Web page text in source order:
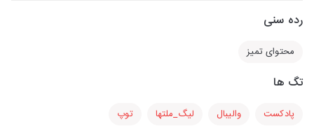
رده سنی
محتوای تمیز
تگ ها
پادکست والیبال لیگ_ملتها توپ